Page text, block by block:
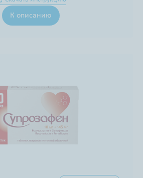
К описанию